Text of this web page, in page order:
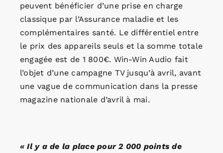
peuvent bénéficier d’une prise en charge
classique par l’Assurance maladie et les
complémentaires santé. Le différentiel entre
le prix des appareils seuls et la somme totale
engagée est de 1 800€. Win-Win Audio fait
l’objet d’une campagne TV jusqu’à avril, avant
une vague de communication dans la presse
magazine nationale d’avril à mai.
« Il y a de la place pour 2 000 points de